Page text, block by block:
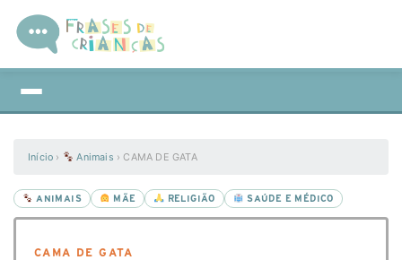
Início › Animais ›CAMA DE GATA
ANIMAIS MÃE RELIGIÃO SAÚDE E MÉDICO
CAMA DE GATA